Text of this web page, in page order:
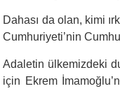
Dahası da olan, kimi
Cumhuriyeti’nin
Adaletin ülkemizdeki
için Ekrem